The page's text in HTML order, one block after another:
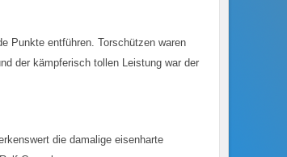
Punkte entführen. Torschützen waren
der kämpferisch tollen Leistung war der
die damalige eisenharte